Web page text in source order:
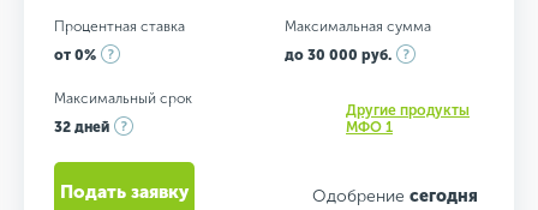
Процентная ставка
от 0%
Максимальная сумма
до 30 000 руб.
Максимальный срок
32 дней
Другие продукты
МФО 1
Одобрение сегодня
Подать заявку